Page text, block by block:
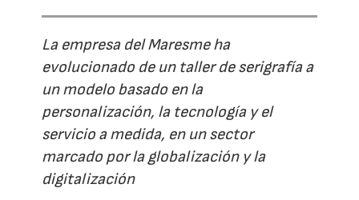
La empresa del Maresme ha
evolucionado de un taller de serigrafía a
un modelo basado en la
personalización, la tecnología y el
servicio a medida, en un sector
marcado por la globalización y la
digitalización